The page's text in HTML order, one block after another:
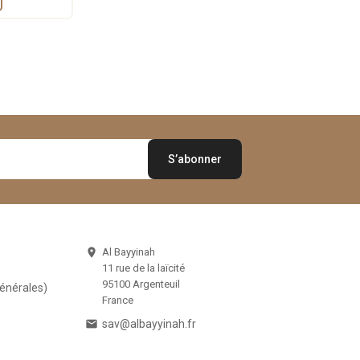
 Al Bayyinah
11 rue de la laïcité
95100 Argenteuil
France
 sav@albayyinah.fr